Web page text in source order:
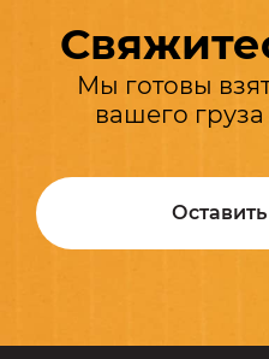
Мы готовы
вашего